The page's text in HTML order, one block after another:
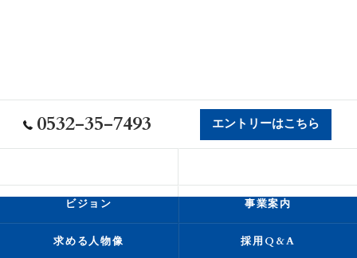
0532-35-7493 エントリーはこちら
ビジョン 事業案内
求める人物像 採用Q&A